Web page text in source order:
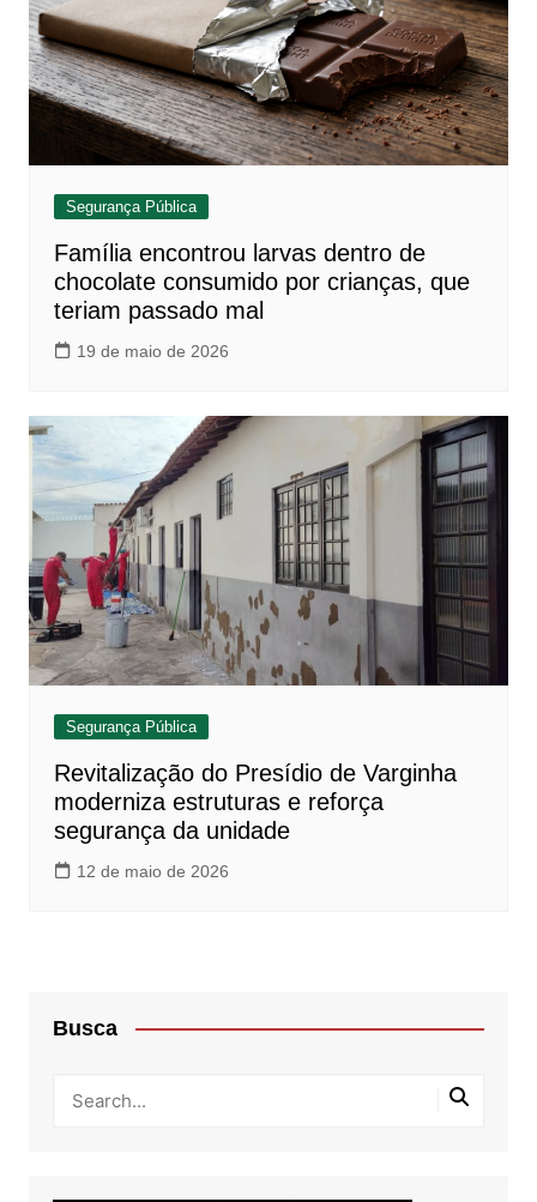
Segurança Pública
Família encontrou larvas dentro de
chocolate consumido por crianças, que
teriam passado mal
19 de maio de 2026
Segurança Pública
Revitalização do Presídio de Varginha
moderniza estruturas e reforça
segurança da unidade
12 de maio de 2026
Busca